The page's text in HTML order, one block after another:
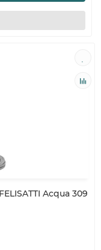
Acqua 309